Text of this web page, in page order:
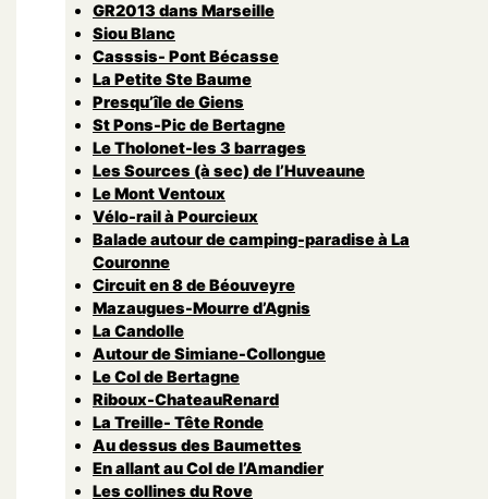
GR2013 dans Marseille
Siou Blanc
Casssis- Pont Bécasse
La Petite Ste Baume
Presqu’île de Giens
St Pons-Pic de Bertagne
Le Tholonet-les 3 barrages
Les Sources (à sec) de l’Huveaune
Le Mont Ventoux
Vélo-rail à Pourcieux
Balade autour de camping-paradise à La
Couronne
Circuit en 8 de Béouveyre
Mazaugues-Mourre d’Agnis
La Candolle
Autour de Simiane-Collongue
Le Col de Bertagne
Riboux-ChateauRenard
La Treille- Tête Ronde
Au dessus des Baumettes
En allant au Col de l’Amandier
Les collines du Rove